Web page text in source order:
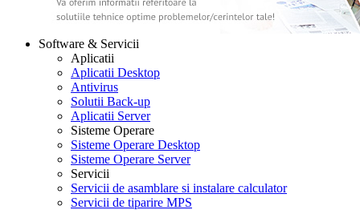
Software & Servicii
Aplicatii
Aplicatii Desktop
Antivirus
Solutii Back-up
Aplicatii Server
Sisteme Operare
Sisteme Operare Desktop
Sisteme Operare Server
Servicii
Servicii de asamblare si instalare calculator
Servicii de tiparire MPS